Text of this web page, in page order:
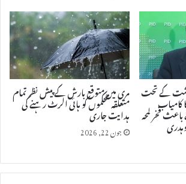
کے تحت
کامیاب
فخر لمحہ
مری میں متوقع بارش کے پیش نظر تمام
متعلقہ محکموں کو ہائی الرٹ رہنے کی
ہدایت جاری
جون 22, 2026